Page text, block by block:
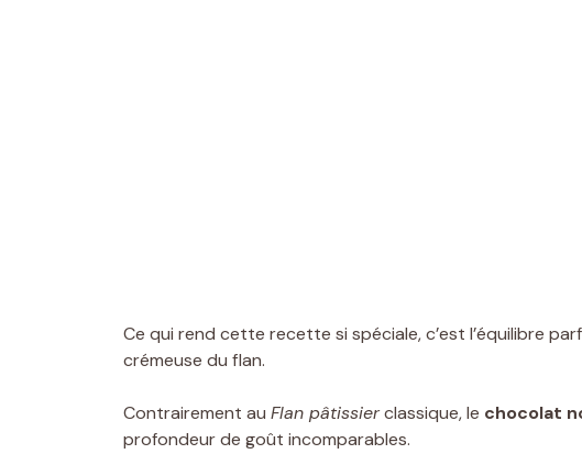
Ce qui rend cette recette si spéciale, c’est l’équilibre
crémeuse du flan.
Contrairement au Flan pâtissierclassique, le chocolat
profondeur de goût incomparables.